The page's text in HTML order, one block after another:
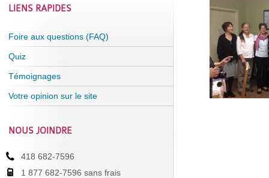
LIENS RAPIDES
Foire aux questions (FAQ)
Quiz
Témoignages
Votre opinion sur le site
NOUS JOINDRE
418 682-7596
1 877 682-7596 sans frais